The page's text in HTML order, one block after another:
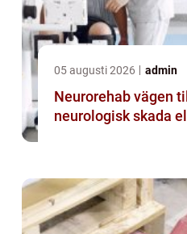
05 augusti 2026 admin
Neurorehab vägen tillbaka efter
neurologisk skada